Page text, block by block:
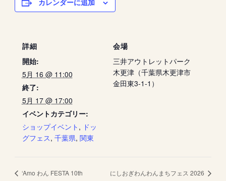
カレンダーに追加
詳細
開始:
5月 16 @ 11:00
終了:
5月 17 @ 17:00
イベントカテゴリー:
ショップイベント , ドッ
グフェス, 千葉県, 関東
会場
三井アウトレットパーク
木更津（千葉県木更津市
金田東3-1-1）
‘Amo わん FESTA 10th にしおぎわんわんまちフェス 2026